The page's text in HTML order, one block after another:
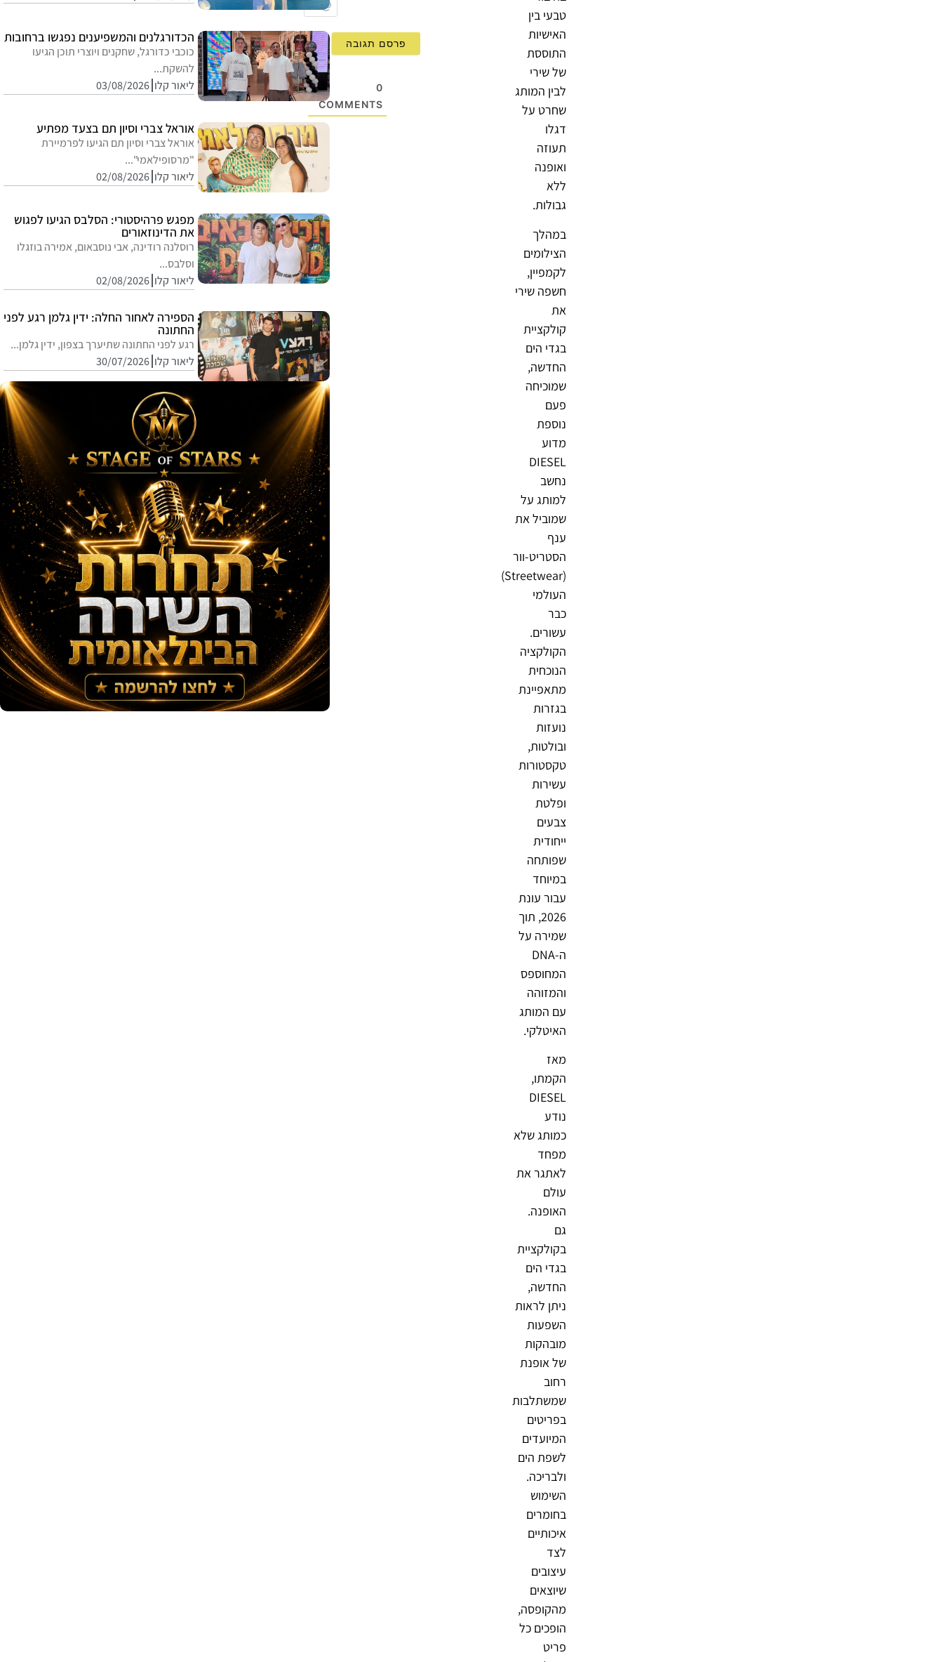
טבעי בין
האישיות
התוססת
של שירי
לבין המותג
שחרט על
דגלו
תעוזה
ואופנה
ללא
גבולות.
במהלך
הצילומים
לקמפיין,
חשפה שירי
את
קולקציית
בגדי הים
החדשה,
שמוכיחה
פעם
נוספת
מדוע
DIESEL
נחשב
למותג על
שמוביל את
ענף
הסטריט-וור
(Streetwear)
העולמי
כבר
עשורים.
הקולקציה
הנוכחית
מתאפיינת
בגזרות
נועזות
ובולטות,
טקסטורות
עשירות
ופלטת
צבעים
ייחודית
שפותחה
במיוחד
עבור עונת
2026, תוך
שמירה על
ה-DNA
המחוספס
והמזוהה
עם המותג
האיטלקי.
מאז
הקמתו,
DIESEL
נודע
כמותג שלא
מפחד
לאתגר את
עולם
האופנה.
גם
בקולקציית
בגדי הים
החדשה,
ניתן לראות
השפעות
מובהקות
של אופנת
רחוב
שמשתלבות
בפריטים
המיועדים
לשפת הים
ולבריכה.
השימוש
בחומרים
איכותיים
לצד
עיצובים
שיוצאים
מהקופסה,
הופכים כל
פריט
0
COMMENTS
הכדורגלנים והמשפיענים נפגשו ברחובות
כוכבי כדורגל, שחקנים ויוצרי תוכן הגיעו
להשקת...
ליאור קלו 03/08/2026
אוראל צברי וסיון תם בצעד מפתיע
אוראל צברי וסיון תם הגיעו לפרמיירת
"מרסופילאמי"...
ליאור קלו 02/08/2026
מפגש פרהיסטורי: הסלבס הגיעו לפגוש
את הדינוזאורים
רוסלנה רודינה, אבי נוסבאום, אמירה בוזגלו
וסלבס...
ליאור קלו 02/08/2026
הספירה לאחור החלה: ידין גלמן רגע לפני
החתונה
רגע לפני החתונה שתיערך בצפון, ידין גלמן...
ליאור קלו 30/07/2026